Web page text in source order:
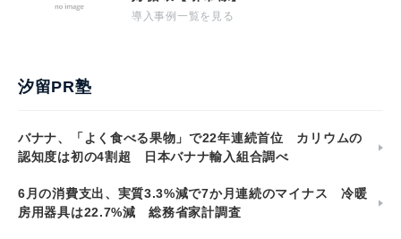
導入事例一覧を見る
汐留PR塾
バナナ、「よく食べる果物」で22年連続首位 カリウムの
認知度は初の4割超 日本バナナ輸入組合調べ
6月の消費支出、実質3.3%減で7か月連続のマイナス 冷暖
房用器具は22.7%減 総務省家計調査